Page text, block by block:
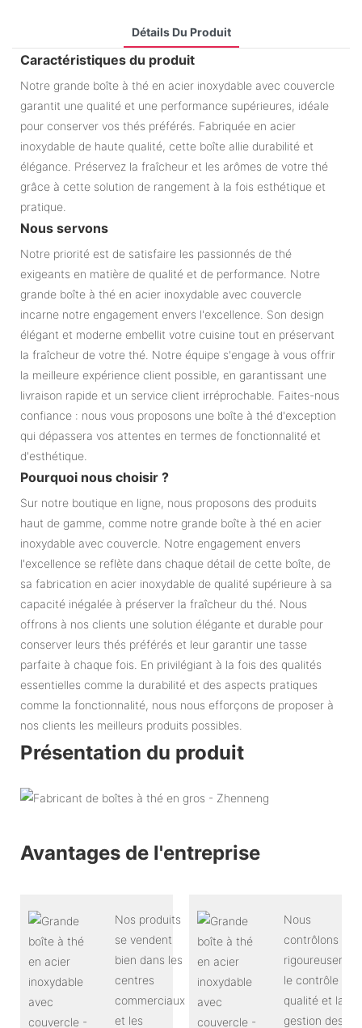
Détails Du Produit
Caractéristiques du produit
Notre grande boîte à thé en acier inoxydable avec couvercle
garantit une qualité et une performance supérieures, idéale
pour conserver vos thés préférés. Fabriquée en acier
inoxydable de haute qualité, cette boîte allie durabilité et
élégance. Préservez la fraîcheur et les arômes de votre thé
grâce à cette solution de rangement à la fois esthétique et
pratique.
Nous servons
Notre priorité est de satisfaire les passionnés de thé
exigeants en matière de qualité et de performance. Notre
grande boîte à thé en acier inoxydable avec couvercle
incarne notre engagement envers l'excellence. Son design
élégant et moderne embellit votre cuisine tout en préservant
la fraîcheur de votre thé. Notre équipe s'engage à vous offrir
la meilleure expérience client possible, en garantissant une
livraison rapide et un service client irréprochable. Faites-nous
confiance : nous vous proposons une boîte à thé d'exception
qui dépassera vos attentes en termes de fonctionnalité et
d'esthétique.
Pourquoi nous choisir ?
Sur notre boutique en ligne, nous proposons des produits
haut de gamme, comme notre grande boîte à thé en acier
inoxydable avec couvercle. Notre engagement envers
l'excellence se reflète dans chaque détail de cette boîte, de
sa fabrication en acier inoxydable de qualité supérieure à sa
capacité inégalée à préserver la fraîcheur du thé. Nous
offrons à nos clients une solution élégante et durable pour
conserver leurs thés préférés et leur garantir une tasse
parfaite à chaque fois. En privilégiant à la fois des qualités
essentielles comme la durabilité et des aspects pratiques
comme la fonctionnalité, nous nous efforçons de proposer à
nos clients les meilleurs produits possibles.
Présentation du produit
Avantages de l'entreprise
Nos produits
se vendent
bien dans les
centres
commerciaux
et les
Nous
contrôlons
le contrôle
qualité et la
gestion des